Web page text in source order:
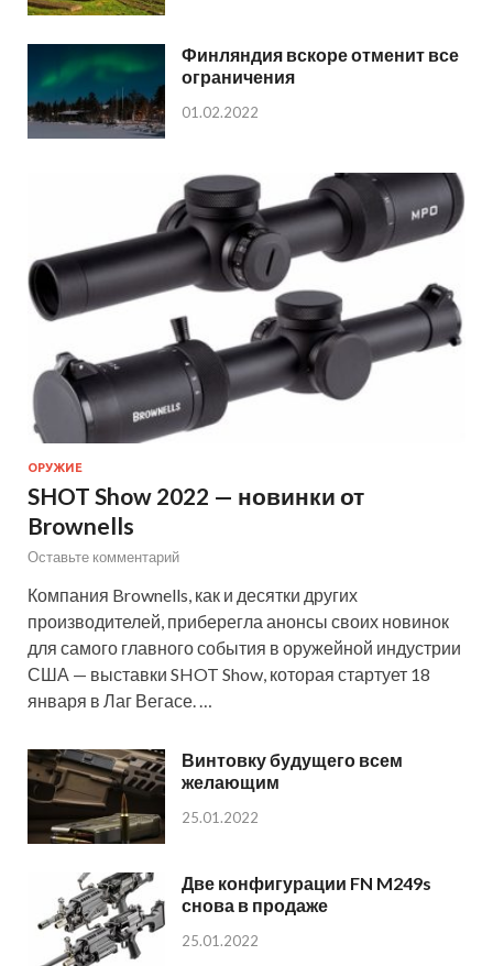
Финляндия вскоре отменит все
ограничения
01.02.2022
ОРУЖИЕ
SHOT Show 2022 — новинки от
Brownells
Оставьте комментарий
Компания Brownells, как и десятки других
производителей, приберегла анонсы своих новинок
для самого главного события в оружейной индустрии
США — выставки SHOT Show, которая стартует 18
января в Лаг Вегасе. …
Винтовку будущего всем
желающим
25.01.2022
Две конфигурации FN M249s
снова в продаже
25.01.2022